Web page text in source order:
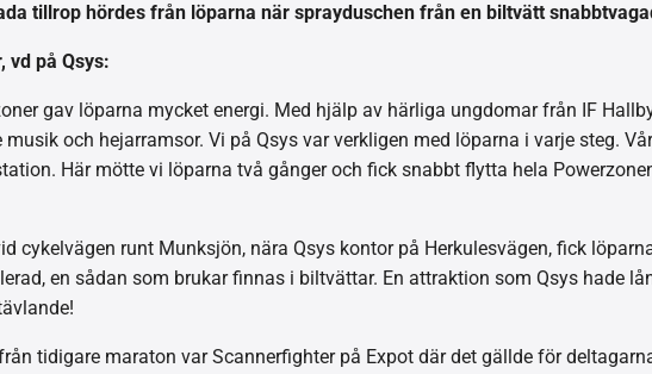
tillrop hördes från löparna när sprayduschen från en biltvätt
vd på Qsys:
gav löparna mycket energi. Med hjälp av härliga ungdomar från IF
musik och hejarramsor. Vi på Qsys var verkligen med löparna i varje steg.
Här mötte vi löparna två gånger och fick snabbt flytta hela
cykelvägen runt Munksjön, nära Qsys kontor på Herkulesvägen, fick
en sådan som brukar finnas i biltvättar. En attraktion som Qsys hade
tidigare maraton var Scannerfighter på Expot där det gällde för